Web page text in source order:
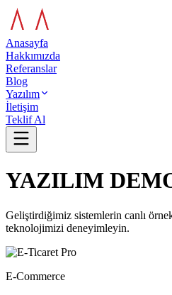
Anasayfa
Hakkımızda
Referanslar
Blog
Yazılım
İletişim
Teklif Al
YAZILIM
Geliştirdiğimiz sistemlerin canlı
teknolojimizi deneyimleyin.
E-Commerce